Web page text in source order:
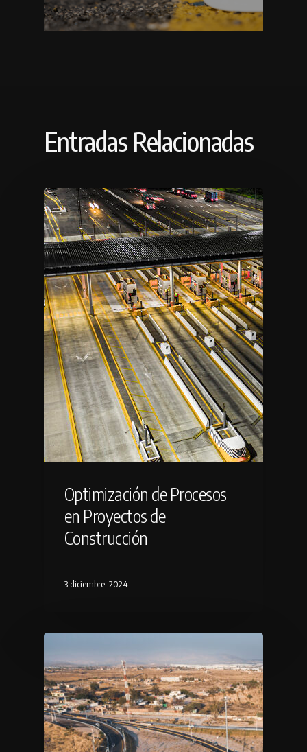
Entradas Relacionadas
Optimización de Procesos
en Proyectos de
Construcción
3 diciembre, 2024